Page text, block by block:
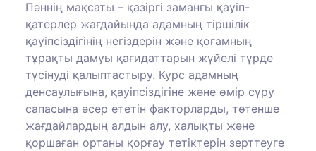
Пәннің мақсаты – қазіргі заманғы қауіп-
қатерлер жағдайында адамның тіршілік
қауіпсіздігінің негіздерін және қоғамның
тұрақты дамуы қағидаттарын жүйелі түрде
түсінуді қалыптастыру. Курс адамның
денсаулығына, қауіпсіздігіне және өмір сүру
сапасына әсер ететін факторларды, төтенше
жағдайлардың алдын алу, халықты және
қоршаған ортаны қорғау тетіктерін зерттеуге